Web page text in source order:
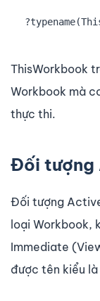
ThisWorkbook
Workbook mà
thực thi.
Đối tượng
Đối tượng
loại Workbook,
Immediate
được tên kiểu